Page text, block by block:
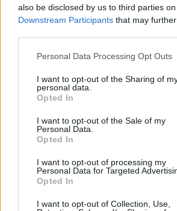
also be disclosed by us to third parties
Downstream Participants that may
Please note that this website/app uses
not limited to your visit or usage
grant or deny consent to Google and its
use your data for below specified
consent section.
Personal Data Processing Opt Outs
I want to opt-out of the Sharing of
personal data.
Opted In
I want to opt-out of the Sale of my
Personal Data.
Opted In
I want to opt-out of processing my
Personal Data for Targeted
Opted In
I want to opt-out of Collection, Use,
Újabb este, újabb szolnoki
esti buszbaleset is történt, egészen